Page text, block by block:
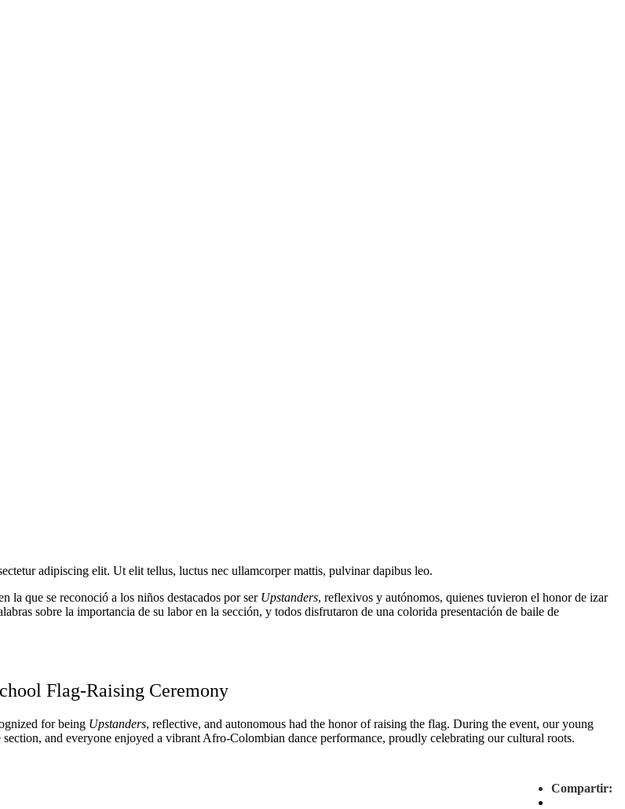
adipiscing elit. Ut elit tellus, luctus nec ullamcorper mattis, pulvinar dapibus leo.
la que se reconoció a los niños destacados por ser Upstanders, reflexivos y autónomos, quienes tuvieron el honor de izar
sobre la importancia de su labor en la sección, y todos disfrutaron de una colorida presentación de baile de
Flag-Raising Ceremony
for being Upstanders, reflective, and autonomous had the honor of raising the flag. During the event, our young
and everyone enjoyed a vibrant Afro-Colombian dance performance, proudly celebrating our cultural roots.
Compartir: